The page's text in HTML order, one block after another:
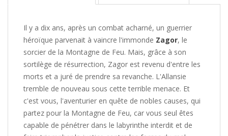
Il y a dix ans, après un combat acharné, un guerrier
héroïque parvenait à vaincre l'immonde Zagor, le
sorcier de la Montagne de Feu. Mais, grâce à son
sortilège de résurrection, Zagor est revenu d'entre les
morts et a juré de prendre sa revanche. L'Allansie
tremble de nouveau sous cette terrible menace. Et
c'est vous, l'aventurier en quête de nobles causes, qui
partez pour la Montagne de Feu, car vous seul êtes
capable de pénétrer dans le labyrinthe interdit et de